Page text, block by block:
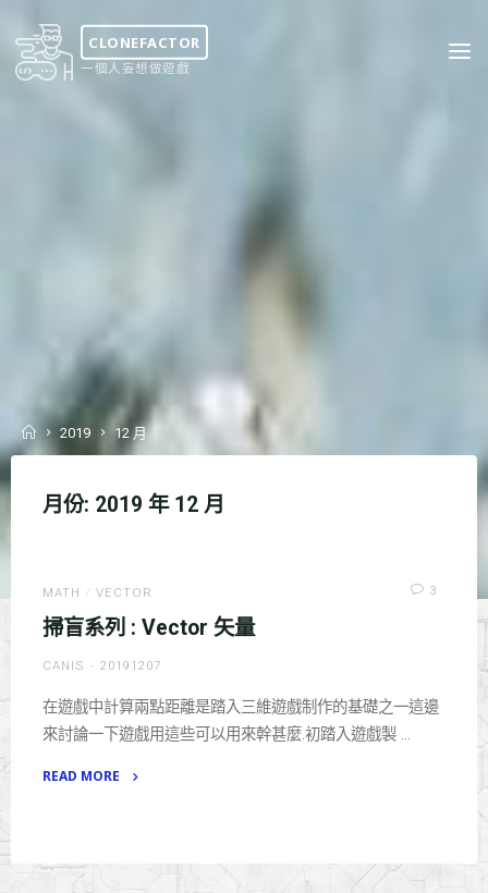
content
CLONEFACTOR
一個人妄想做遊戲
Home2019 12 月
月份: 2019 年 12 月
MATH / VECTOR 3
掃盲系列 : Vector 矢量
CANIS 20191207
在遊戲中計算兩點距離是踏入三維遊戲制作的基礎之一這邊
來討論一下遊戲用這些可以用來幹甚麼.初踏入遊戲製 …
READ MORE